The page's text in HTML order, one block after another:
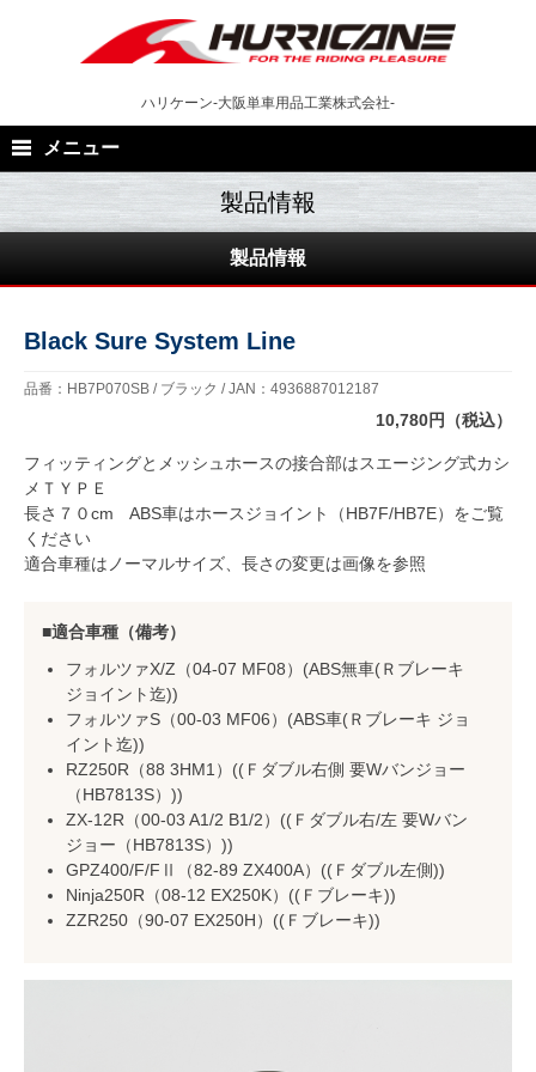
ハリケーン-大阪単車用品工業株式会社-
メニュー
製品情報
Black Sure System Line
品番：HB7P070SB / ブラック / JAN：4936887012187
10,780円（税込）
フィッティングとメッシュホースの接合部はスエージング式カシ
メＴＹＰＥ
長さ７０cm ABS車はホースジョイント（HB7F/HB7E）をご覧
ください
適合車種はノーマルサイズ、長さの変更は画像を参照
適合車種（備考）
フォルツァX/Z（04-07 MF08）(ABS無車(Ｒブレーキ
ジョイント迄))
フォルツァS（00-03 MF06）(ABS車(Ｒブレーキ ジョ
イント迄))
RZ250R（88 3HM1）((Ｆダブル右側 要Wバンジョー
（HB7813S）))
ZX-12R（00-03 A1/2 B1/2）((Ｆダブル右/左 要Wバン
ジョー（HB7813S）))
GPZ400/F/FⅡ（82-89 ZX400A）((Ｆダブル左側))
Ninja250R（08-12 EX250K）((Ｆブレーキ))
ZZR250（90-07 EX250H）((Ｆブレーキ))